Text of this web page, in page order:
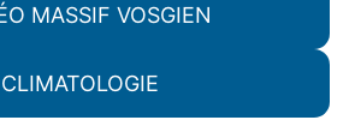
MASSIF VOSGIEN
CLIMATOLOGIE